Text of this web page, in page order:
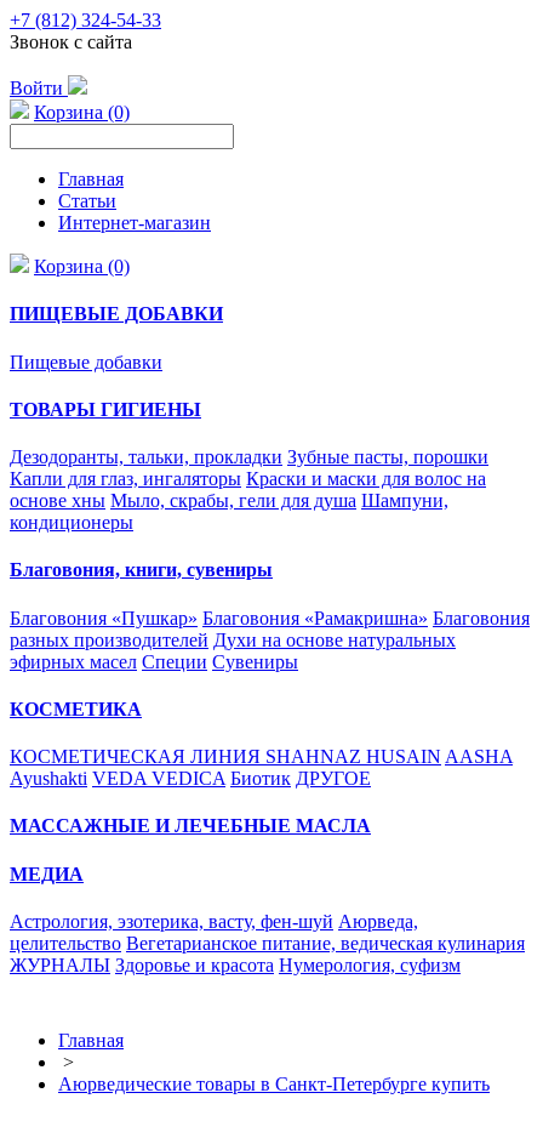
+7 (812) 324-54-33
Звонок с сайта
Войти
Корзина (0)
Главная
Статьи
Интернет-магазин
Корзина (0)
ПИЩЕВЫЕ ДОБАВКИ
Пищевые добавки
ТОВАРЫ ГИГИЕНЫ
Дезодоранты, тальки, прокладки Зубные пасты, порошки
Капли для глаз, ингаляторы Краски и маски для волос на
основе хны Мыло, скрабы, гели для душа Шампуни,
кондиционеры
Благовония, книги, сувениры
Благовония «Пушкар» Благовония «Рамакришна» Благовония
разных производителей Духи на основе натуральных
эфирных масел Специи Сувениры
КОСМЕТИКА
КОСМЕТИЧЕСКАЯ ЛИНИЯ SHAHNAZ HUSAIN AASHA
Ayushakti VEDA VEDICA Биотик ДРУГОЕ
МАССАЖНЫЕ И ЛЕЧЕБНЫЕ МАСЛА
МЕДИА
Астрология, эзотерика, васту, фен-шуй Аюрведа,
целительство Вегетарианское питание, ведическая кулинария
ЖУРНАЛЫ Здоровье и красота Нумерология, суфизм
Главная
>
Аюрведические товары в Санкт-Петербурге купить